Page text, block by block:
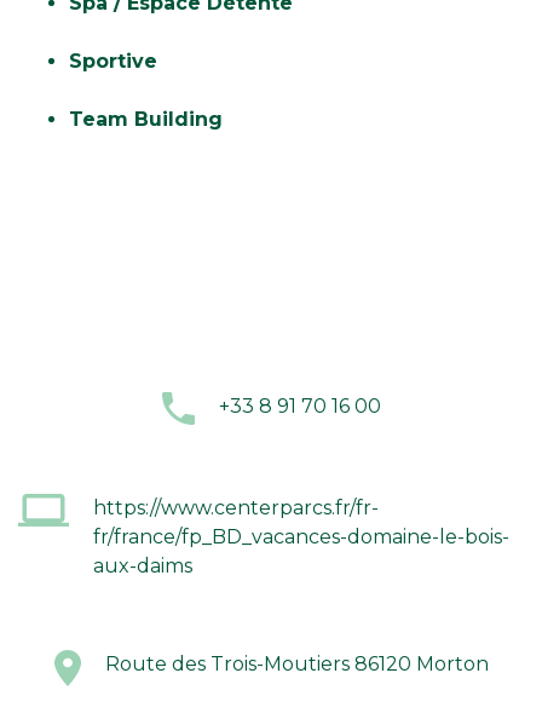
Sportive
Team Building
+33 8 91 70 16 00
https://www.centerparcs.fr/fr-
fr/france/fp_BD_vacances-domaine-le-bois-
aux-daims
Route des Trois-Moutiers 86120 Morton